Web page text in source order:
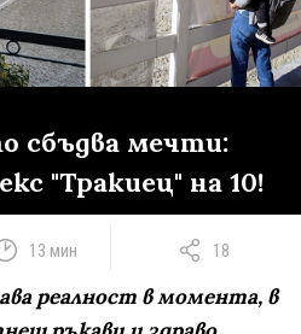
сбъдва мечти:
"Тракиец" на 10!
13 мин 18
реалност в момента, в